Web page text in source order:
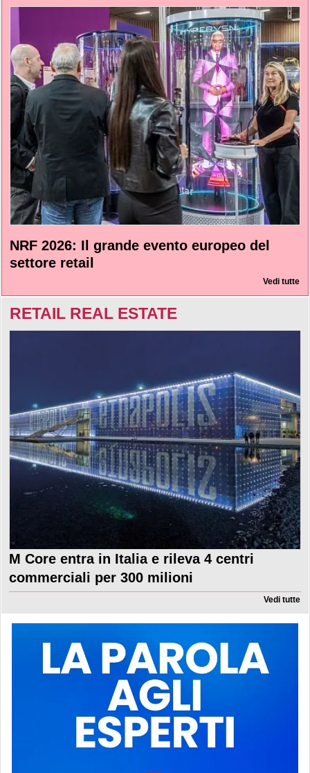
NRF 2026: Il grande evento europeo del
settore retail
Vedi tutte
RETAIL REAL ESTATE
M Core entra in Italia e rileva 4 centri
commerciali per 300 milioni
Vedi tutte